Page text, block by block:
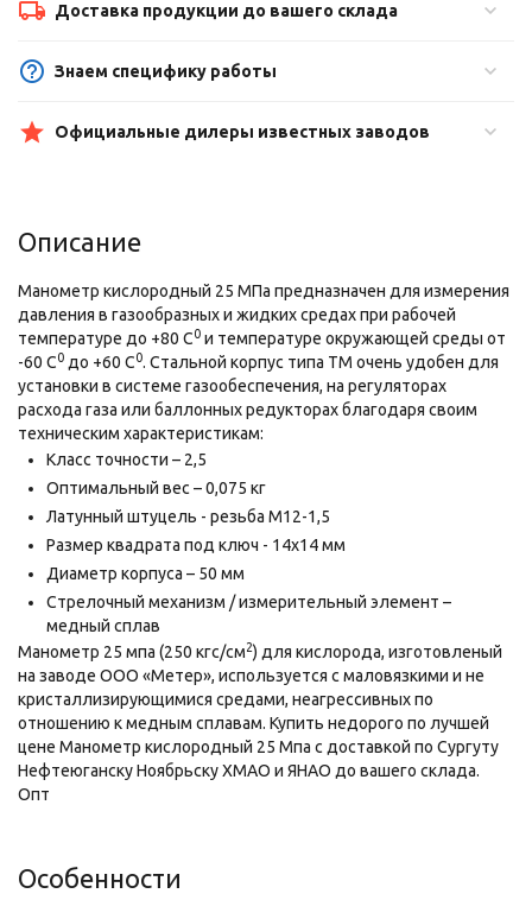
Доставка продукции до вашего склада
Знаем специфику работы
Официальные дилеры известных заводов
Описание
Манометр кислородный 25 МПа предназначен для измерения
давления в газообразных и жидких средах при рабочей
температуре до +80 С0 и температуре окружающей среды от
-60 С0 до +60 С0. Стальной корпус типа ТМ очень удобен для
установки в системе газообеспечения, на регуляторах
расхода газа или баллонных редукторах благодаря своим
техническим характеристикам:
Класс точности – 2,5
Оптимальный вес – 0,075 кг
Латунный штуцель - резьба М12-1,5
Размер квадрата под ключ - 14х14 мм
Диаметр корпуса – 50 мм
Стрелочный механизм / измерительный элемент –
медный сплав
Манометр 25 мпа (250 кгс/см2) для кислорода, изготовленый
на заводе ООО «Метер», используется с маловязкими и не
кристаллизирующимися средами, неагрессивных по
отношению к медным сплавам. Купить недорого по лучшей
цене Манометр киcлородный 25 Мпа с доставкой по Сургуту
Нефтеюганску Ноябрьску ХМАО и ЯНАО до вашего склада.
Опт
Особенности